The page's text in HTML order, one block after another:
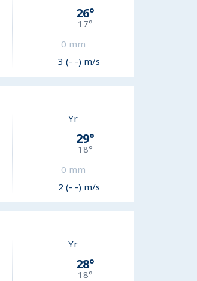
26°
17°
0 mm
3 (- -) m/s
Yr
29°
18°
0 mm
2 (- -) m/s
Yr
28°
18°